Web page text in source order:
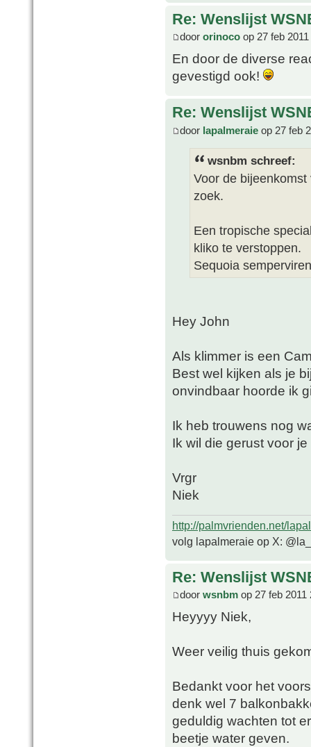
Re: Wenslijst
door orinoco op 27 feb
En door de diverse
gevestigd ook!
Re: Wenslijst
door lapalmeraie op 27 feb
wsnbm schreef:
Voor de
zoek.
Een tropische
kliko te verstoppen.
Sequoia
Hey John
Als klimmer is een
Best wel kijken als je
onvindbaar hoorde ik
Ik heb trouwens nog
Ik wil die gerust voor
Vrgr
Niek
http://palmvrienden.net/
volg lapalmeraie op X:
Re: Wenslijst
door wsnbm op 27 feb 2011
Heyyyy Niek,
Weer veilig thuis
Bedankt voor het
denk wel 7
geduldig wachten tot
beetje water geven.